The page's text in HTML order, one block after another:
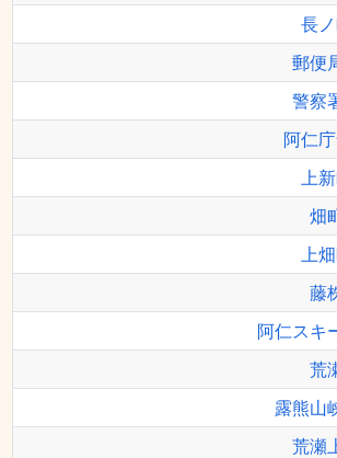
長
郵便
警察
阿仁
上
畑
上
藤
阿仁スキ
荒
露熊山
荒瀬